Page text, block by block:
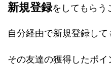
新規登録をしてもらう
自分経由で新規登録して
その友達の獲得したポイ